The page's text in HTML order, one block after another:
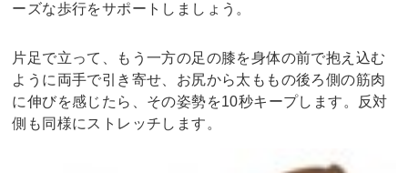
ーズな歩行をサポートしましょう。
片足で立って、もう一方の足の膝を身体の前で抱え込む
ように両手で引き寄せ、お尻から太ももの後ろ側の筋肉
に伸びを感じたら、その姿勢を10秒キープします。反対
側も同様にストレッチします。